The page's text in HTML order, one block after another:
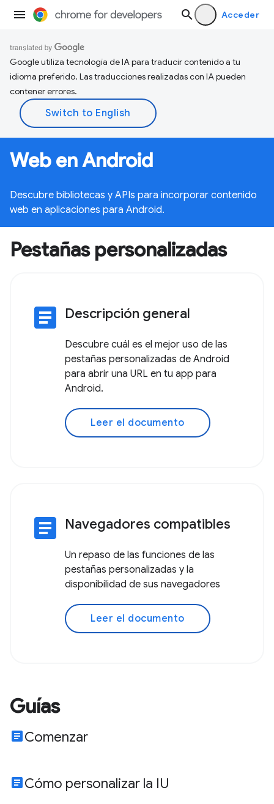
Acceder
Google utiliza tecnología de IA para traducir contenido a tu
idioma preferido. Las traducciones realizadas con IA pueden
contener errores.
Web en Android
Descubre bibliotecas y APIs para incorporar contenido
web en aplicaciones para Android.
Pestañas personalizadas
article Descripción general
Descubre cuál es el mejor uso de las
pestañas personalizadas de Android
para abrir una URL en tu app para
Android.
Leer el documento
article Navegadores compatibles
Un repaso de las funciones de las
pestañas personalizadas y la
disponibilidad de sus navegadores
Leer el documento
Guías
articleComenzar
articleCómo personalizar la IU